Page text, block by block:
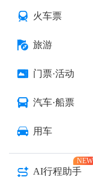
火车票
旅游
门票·活动
汽车·船票
用车
AI行程助手
NEW